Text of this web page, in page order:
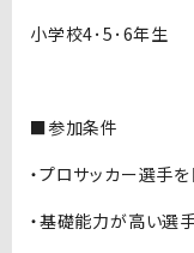
小学校4･5･6年生
■参加条件
・プロサッカー選手
・基礎能力が高い選